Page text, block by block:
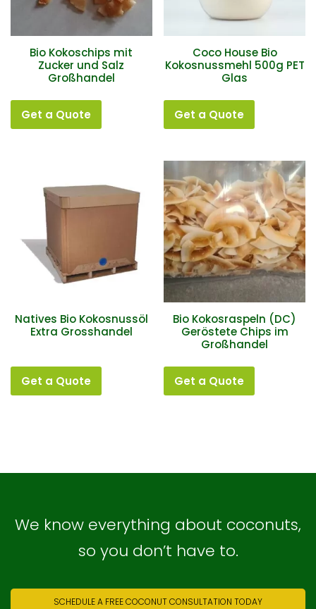
Bio Kokoschips mit
Zucker und Salz
Großhandel
Get a Quote
Coco House Bio
Kokosnussmehl 500g PET
Glas
Get a Quote
Natives Bio Kokosnussöl
Extra Grosshandel
Get a Quote
Bio Kokosraspeln (DC)
Geröstete Chips im
Großhandel
Get a Quote
We know everything about coconuts,
so you don’t have to.
SCHEDULE A FREE COCONUT CONSULTATION TODAY